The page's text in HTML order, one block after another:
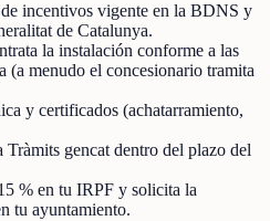
incentivos vigente en la BDNS y
de Catalunya.
la instalación conforme a las
(a menudo el concesionario tramita
y certificados (achatarramiento,
Tràmits gencat dentro del plazo del
% en tu IRPF y solicita la
tu ayuntamiento.